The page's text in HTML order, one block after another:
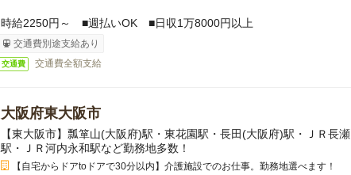
時給2250円～ ■週払いOK ■日収1万8000円以上
交通費別途支給あり
交通費 交通費全額支給
大阪府東大阪市
【東大阪市】瓢箪山(大阪府)駅・東花園駅・長田(大阪府)駅・ＪＲ長瀬
駅・ＪＲ河内永和駅など勤務地多数！
【自宅からドアtoドアで30分以内】介護施設でのお仕事。勤務地選べます！